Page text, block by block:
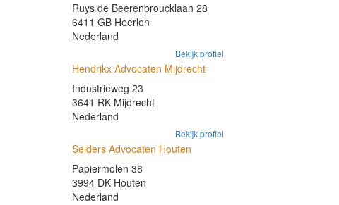
Ruys de Beerenbroucklaan 28
6411 GB Heerlen
Nederland
Bekijk profiel
Hendrikx Advocaten Mijdrecht
Industrieweg 23
3641 RK Mijdrecht
Nederland
Bekijk profiel
Selders Advocaten Houten
Papiermolen 38
3994 DK Houten
Nederland